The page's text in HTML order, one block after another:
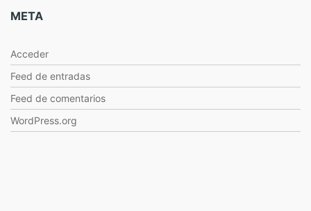
META
Acceder
Feed de entradas
Feed de comentarios
WordPress.org